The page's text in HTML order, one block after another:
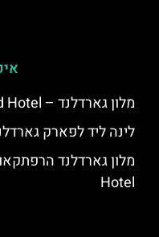
מלון גארדלנד – Gardaland Hotel
לינה ליד לפארק
Hotel